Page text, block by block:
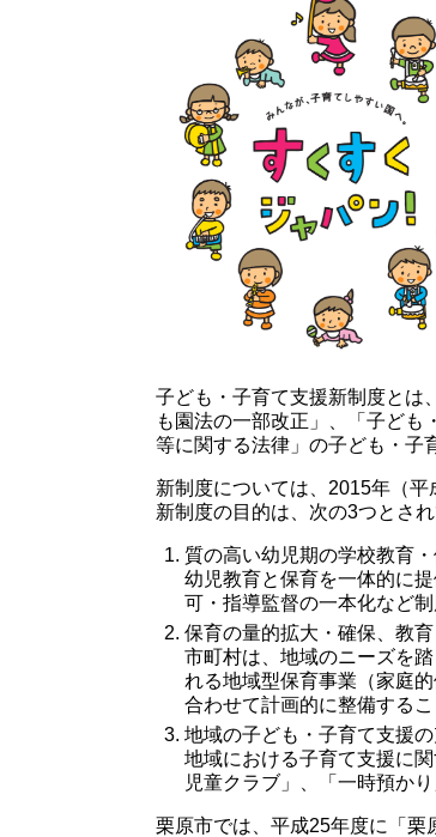
子ども・子育て支援新制度とは
も園法の一部改正」、「子ど
等に関する法律」の子ども・子
新制度については、2015年（平
新制度の目的は、次の3つとされ
質の高い幼児期の学校教育
幼児教育と保育を一体的に
可・指導監督の一本化など
保育の量的拡大・確保、教
市町村は、地域のニーズを
れる地域型保育事業（家庭
合わせて計画的に整備するこ
地域の子ども・子育て支援
地域における子育て支援に
児童クラブ」、「一時預か
栗原市では、平成25年度に「栗